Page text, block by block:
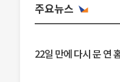
주요뉴스
22일 만에 다시 문 연